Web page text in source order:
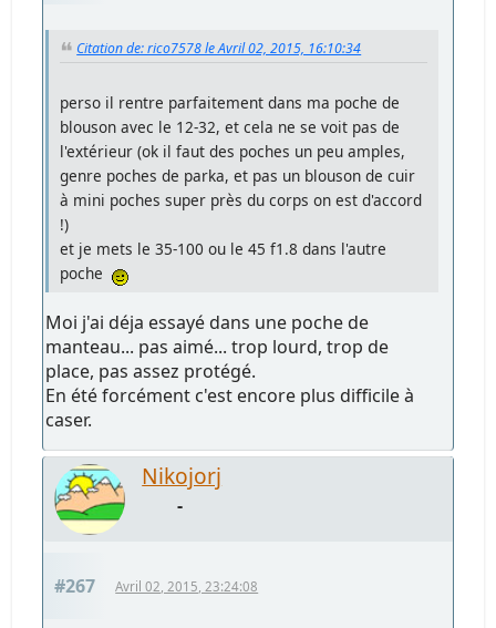
Citation de: rico7578 le Avril 02, 2015, 16:10:34
perso il rentre parfaitement dans ma poche de
blouson avec le 12-32, et cela ne se voit pas de
l'extérieur (ok il faut des poches un peu amples,
genre poches de parka, et pas un blouson de cuir
à mini poches super près du corps on est d'accord
!)
et je mets le 35-100 ou le 45 f1.8 dans l'autre
poche
Moi j'ai déja essayé dans une poche de
manteau... pas aimé... trop lourd, trop de
place, pas assez protégé.
En été forcément c'est encore plus difficile à
caser.
Nikojorj
-
#267 Avril 02, 2015, 23:24:08